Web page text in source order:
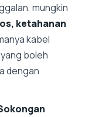
mungkin
ketahanan
kabel
boleh
dengan